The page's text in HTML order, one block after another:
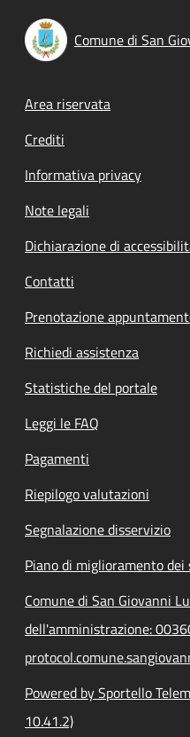
Comune di San
Footer menu
Area riservata
Crediti
Informativa privacy
Note legali
Dichiarazione di
Contatti
Prenotazione
Richiedi assistenza
Statistiche del portale
Leggi le FAQ
Pagamenti
Riepilogo valutazioni
Segnalazione disservizio
Piano di miglioramento dei
Comune di San Giovanni
dell'amministrazione:
Powered by Sportello
10.41.2)